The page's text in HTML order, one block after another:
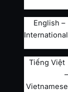
English –
International
Tiếng Việt
–
Vietnamese